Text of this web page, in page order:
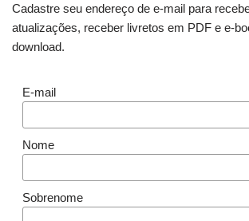
Cadastre seu endereço de e-mail para
atualizações, receber livretos em PDF e e-
download.
E-mail
Nome
Sobrenome